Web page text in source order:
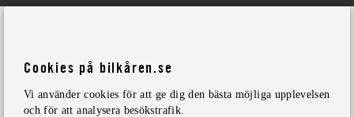
Cookies på bilkåren.se
Vi använder cookies för att ge dig den bästa möjliga upplevelsen
och för att analysera besökstrafik.